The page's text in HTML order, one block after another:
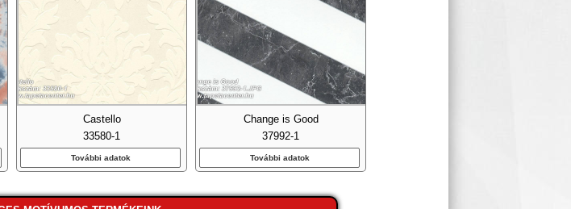
Mintás
Gyerek
Kockás
Castello
33580-1
További adatok
Change is Good
37992-1
További adatok